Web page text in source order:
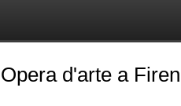
Opera d'arte a